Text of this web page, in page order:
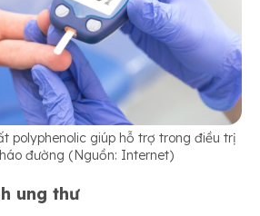
polyphenolic giúp hỗ trợ trong điều trị
đường (Nguồn: Internet)
ung thư